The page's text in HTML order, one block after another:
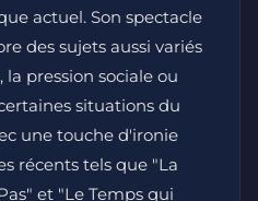
actuel. Son spectacle
des sujets aussi variés
pression sociale ou
situations du
une touche d'ironie
récents tels que "La
et "Le Temps qui